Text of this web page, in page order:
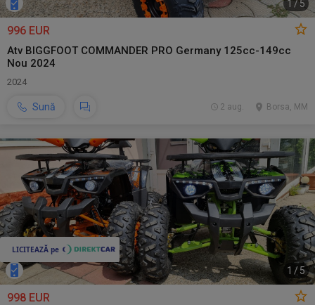
1 /5
996 EUR
Atv BIGGFOOT COMMANDER PRO Germany 125cc-149cc
Nou 2024
2024
Sună Borsa, MM
2 aug.
1 /5
998 EUR